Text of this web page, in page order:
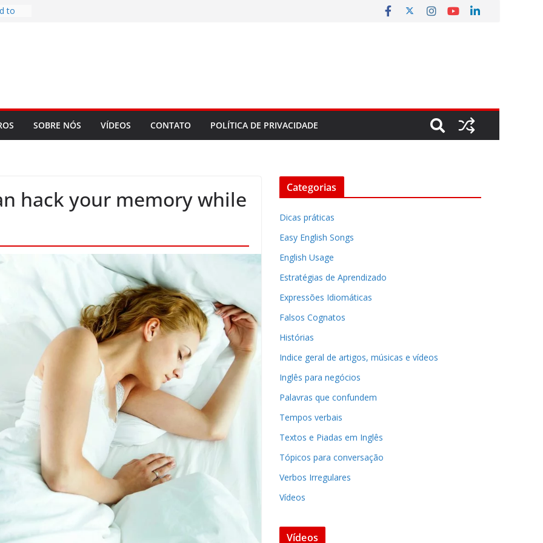
to
SOBRE NÓS VÍDEOS CONTATO POLÍTICA DE PRIVACIDADE
hack your memory while
Categorias
Dicas práticas
Easy English Songs
English Usage
Estratégias de Aprendizado
Expressões Idiomáticas
Falsos Cognatos
Histórias
Indice geral de artigos, músicas e vídeos
Inglês para negócios
Palavras que confundem
Tempos verbais
Textos e Piadas em Inglês
Tópicos para conversação
Verbos Irregulares
Vídeos
Vídeos